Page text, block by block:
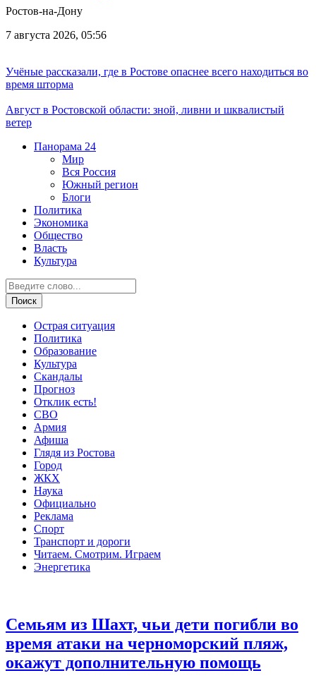
Ростов-на-Дону
7 августа 2026, 05:56
Учёные рассказали, где в Ростове опаснее всего находиться во
время шторма
Август в Ростовской области: зной, ливни и шквалистый
ветер
Панорама 24
Мир
Вся Россия
Южный регион
Блоги
Политика
Экономика
Общество
Власть
Культура
Острая ситуация
Политика
Образование
Культура
Скандалы
Прогноз
Отклик есть!
СВО
Армия
Афиша
Глядя из Ростова
Город
ЖКХ
Наука
Официально
Реклама
Спорт
Транспорт и дороги
Читаем. Смотрим. Играем
Энергетика
Семьям из Шахт, чьи дети погибли во
время атаки на черноморский пляж,
окажут дополнительную помощь